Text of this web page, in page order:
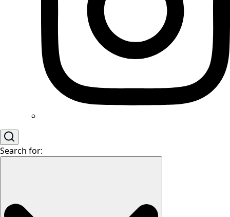
Search for: